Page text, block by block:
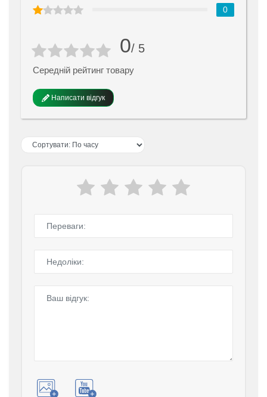
0/ 5
Середній рейтинг товару
Написати відгук
0